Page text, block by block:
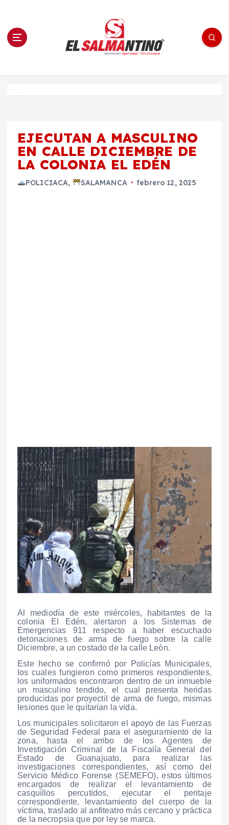
n El Salmantino - medios/noticias/editorial
EJECUTAN A MASCULINO
EN CALLE DICIEMBRE DE
LA COLONIA EL EDÉN
POLICIACA, SALAMANCA febrero 12, 2025
Al mediodía de este miércoles, habitantes de la
colonia El Edén, alertaron a los Sistemas de
Emergencias 911 respecto a haber escuchado
detonaciones de arma de fuego sobre la calle
Diciembre, a un costado de la calle León.
Este hecho se confirmó por Policías Municipales,
los cuales fungieron como primeros respondientes,
los uniformados encontraron dentro de un inmueble
un masculino tendido, el cual presenta heridas
producidas por proyectil de arma de fuego, mismas
lesiones que le quitarían la vida.
Los municipales solicitaron el apoyo de las Fuerzas
de Seguridad Federal para el aseguramiento de la
zona, hasta el arribo de los Agentes de
Investigación Criminal de la Fiscalía General del
Estado de Guanajuato, para realizar las
investigaciones correspondientes, así como del
Servicio Médico Forense (SEMEFO), estos últimos
encargados de realizar el levantamiento de
casquillos percutidos, ejecutar el peritaje
correspondiente, levantamiento del cuerpo de la
víctima, traslado al anfiteatro más cercano y práctica
de la necropsia que por ley se marca.